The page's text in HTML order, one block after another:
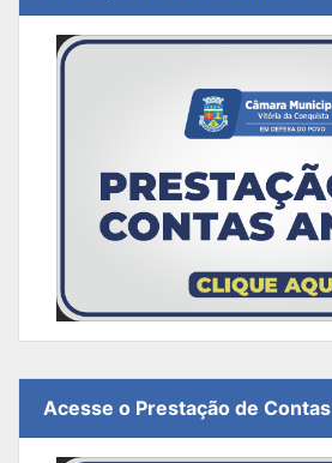
Acesse o Prestação de Contas